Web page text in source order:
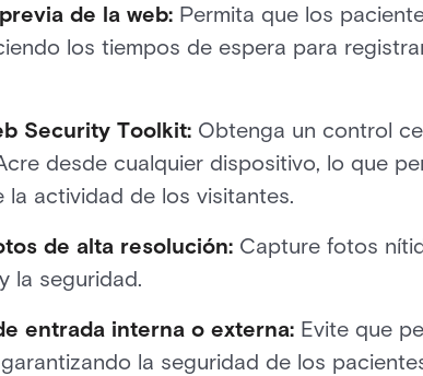
de la web: Permita que los
los tiempos de espera para
Security Toolkit: Obtenga un control
desde cualquier dispositivo, lo que
la actividad de los visitantes.
de alta resolución: Capture fotos
la seguridad.
entrada interna o externa: Evite que
la seguridad de los